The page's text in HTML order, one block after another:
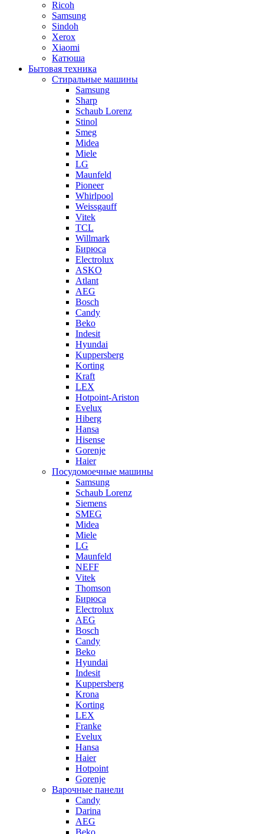
Ricoh
Samsung
Sindoh
Xerox
Xiaomi
Катюша
Бытовая техника
Стиральные машины
Samsung
Sharp
Schaub Lorenz
Stinol
Smeg
Midea
Miele
LG
Maunfeld
Pioneer
Whirlpool
Weissgauff
Vitek
TCL
Willmark
Бирюса
Electrolux
ASKO
Atlant
AEG
Bosch
Candy
Beko
Indesit
Hyundai
Kuppersberg
Korting
Kraft
LEX
Hotpoint-Ariston
Evelux
Hiberg
Hansa
Hisense
Gorenje
Haier
Посудомоечные машины
Samsung
Schaub Lorenz
Siemens
SMEG
Midea
Miele
LG
Maunfeld
NEFF
Vitek
Thomson
Бирюса
Electrolux
AEG
Bosch
Candy
Beko
Hyundai
Indesit
Kuppersberg
Krona
Korting
LEX
Franke
Evelux
Hansa
Haier
Hotpoint
Gorenje
Варочные панели
Candy
Darina
AEG